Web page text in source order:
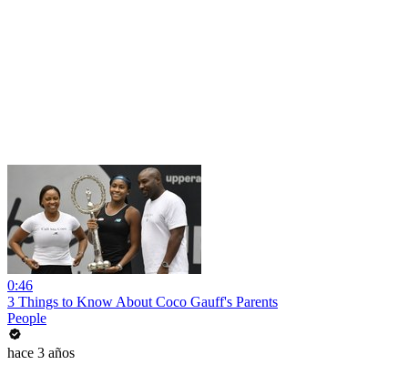
0:46
3 Things to Know About Coco Gauff's Parents
People
hace 3 años